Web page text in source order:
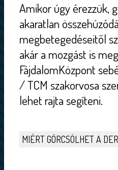
Amikor úgy érezzük,
akaratlan
megbetegedéseitől
akár a mozgást is
FájdalomKözpont
/ TCM szakorvosa
lehet rajta segíteni.
MIÉRT GÖRCSÖLHET A